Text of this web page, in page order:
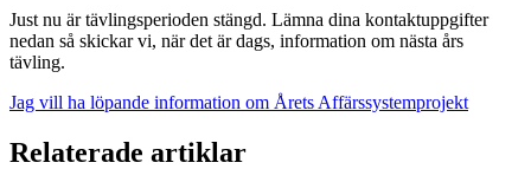
Just nu är tävlingsperioden stängd. Lämna dina kontaktuppgifter
nedan så skickar vi, när det är dags, information om nästa års
tävling.
Jag vill ha löpande information om Årets Affärssystemprojekt
Relaterade artiklar